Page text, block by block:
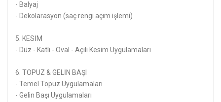
- Balyaj
- Dekolarasyon (saç rengi açım işlemi)
5. KESİM
- Düz - Katlı - Oval - Açılı Kesim Uygulamaları
6. TOPUZ & GELİN BAŞI
- Temel Topuz Uygulamaları
- Gelin Başı Uygulamaları